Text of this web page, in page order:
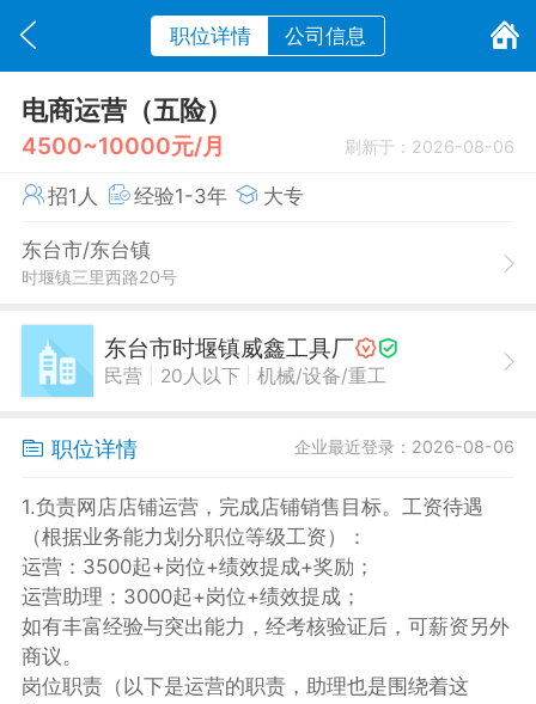
职位详情 公司信息
电商运营（五险）
4500~10000元/月 刷新于：2026-08-06
招1人 经验1-3年 大专
东台市/东台镇
时堰镇三里西路20号
东台市时堰镇威鑫工具厂
民营 20人以下 机械/设备/重工
职位详情 企业最近登录：2026-08-06
1.负责网店店铺运营，完成店铺销售目标。工资待遇
（根据业务能力划分职位等级工资）：
运营：3500起+岗位+绩效提成+奖励；
运营助理：3000起+岗位+绩效提成；
如有丰富经验与突出能力，经考核验证后，可薪资另外
商议。
岗位职责（以下是运营的职责，助理也是围绕着这